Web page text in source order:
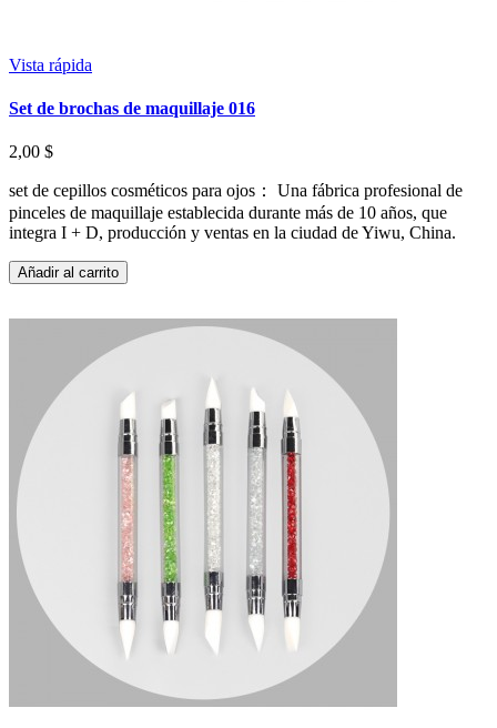
Vista rápida
Set de brochas de maquillaje 016
2,00 $
set de cepillos cosméticos para ojos： Una fábrica profesional de
pinceles de maquillaje establecida durante más de 10 años, que
integra I + D, producción y ventas en la ciudad de Yiwu, China.
Añadir al carrito